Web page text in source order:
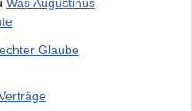
Was Augustinus
Glaube